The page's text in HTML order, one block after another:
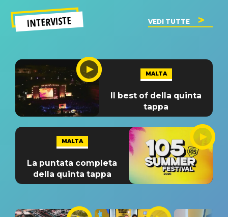
INTERVISTE VEDI TUTTE
MALTA
Il best of della quinta
tappa
MALTA
La puntata completa
della quinta tappa